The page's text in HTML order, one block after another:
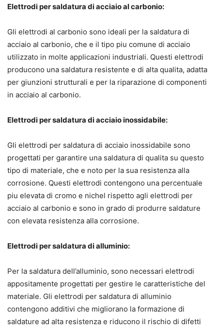
Elettrodi per saldatura di acciaio al carbonio:
Gli elettrodi al carbonio sono ideali per la saldatura di
acciaio al carbonio, che e il tipo piu comune di acciaio
utilizzato in molte applicazioni industriali. Questi elettrodi
producono una saldatura resistente e di alta qualita, adatta
per giunzioni strutturali e per la riparazione di componenti
in acciaio al carbonio.
Elettrodi per saldatura di acciaio inossidabile:
Gli elettrodi per saldatura di acciaio inossidabile sono
progettati per garantire una saldatura di qualita su questo
tipo di materiale, che e noto per la sua resistenza alla
corrosione. Questi elettrodi contengono una percentuale
piu elevata di cromo e nichel rispetto agli elettrodi per
acciaio al carbonio e sono in grado di produrre saldature
con elevata resistenza alla corrosione.
Elettrodi per saldatura di alluminio:
Per la saldatura dell’alluminio, sono necessari elettrodi
appositamente progettati per gestire le caratteristiche del
materiale. Gli elettrodi per saldatura di alluminio
contengono additivi che migliorano la formazione di
saldature ad alta resistenza e riducono il rischio di difetti